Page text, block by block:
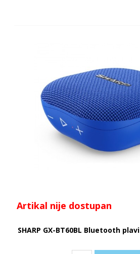
Artikal nije dostupan
SHARP GX-BT60BL Bluetooth plavi